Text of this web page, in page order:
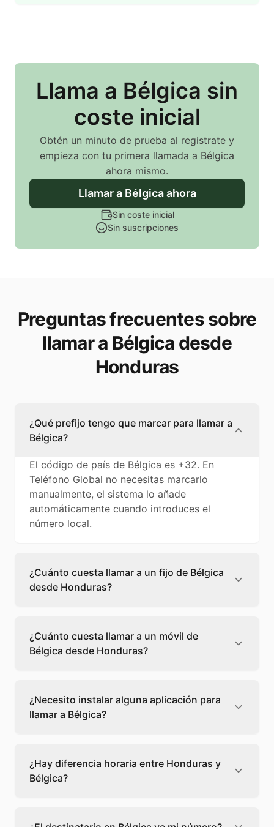
Llama a Bélgica sin
coste inicial
Obtén un minuto de prueba al registrate y
empieza con tu primera llamada a Bélgica
ahora mismo.
Llamara Bélgicaahora
Sin coste inicial
Sin suscripciones
Preguntas frecuentes sobre
llamar a Bélgica desde
Honduras
¿Qué prefijo tengo que marcar para llamar a
Bélgica?
El código de país de Bélgica es +32. En
Teléfono Global no necesitas marcarlo
manualmente, el sistema lo añade
automáticamente cuando introduces el
número local.
¿Cuánto cuesta llamar a un fijo de Bélgica
desde Honduras?
cuesta 0,25 €/min con Teléfono Global. Verás
el precio exacto antes de marcar para que
sepas qué vas a gastar.
¿Cuánto cuesta llamar a un móvil de
Bélgica desde Honduras?
cuesta 1,00 €/min con Teléfono Global. Pagas
solo los minutos que hablas, sin cuotas ni
permanencia.
¿Necesito instalar alguna aplicación para
llamar a Bélgica?
desde tu navegador web. Solo necesitas una
conexión a internet y podrás llamar
directamente a Bélgica.
¿Hay diferencia horaria entre Honduras y
Bélgica?
escoge el mejor momento